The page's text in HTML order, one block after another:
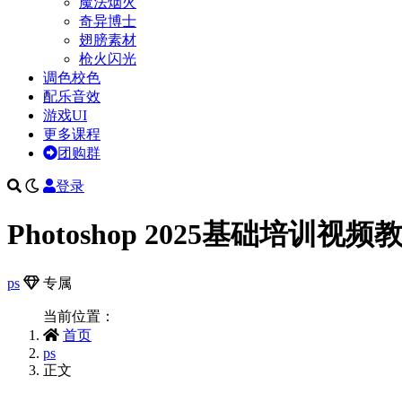
奇异博士
翅膀素材
枪火闪光
调色校色
配乐音效
游戏UI
更多课程
团购群
登录
Photoshop 2025基础培训视频
ps 专属
当前位置：
首页
ps
正文